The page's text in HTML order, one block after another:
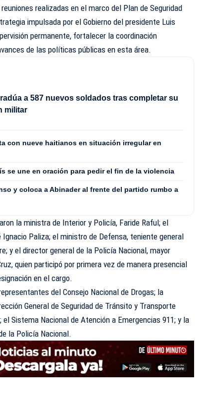
realizadas en el marco del Plan de Seguridad
impulsada por el Gobierno del presidente Luis
permanente, fortalecer la coordinación
de las políticas públicas en esta área.
a 587 nuevos soldados tras completar su
militar
con nueve haitianos en situación irregular en
se une en oración para pedir el fin de la violencia
y coloca a Abinader al frente del partido rumbo a
la ministra de Interior y Policía, Faride Raful; el
Paliza; el ministro de Defensa, teniente general
y el director general de la Policía Nacional, mayor
quien participó por primera vez de manera presencial
en el cargo.
del Consejo Nacional de Drogas; la
General de Seguridad de Tránsito y Transporte
Sistema Nacional de Atención a Emergencias 911; y la
la Policía Nacional.